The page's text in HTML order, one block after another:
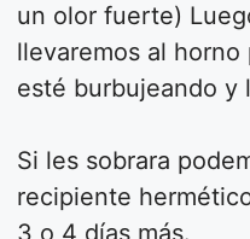
un olor fuerte)
llevaremos al
esté burbujeando y
Si les sobrara
recipiente